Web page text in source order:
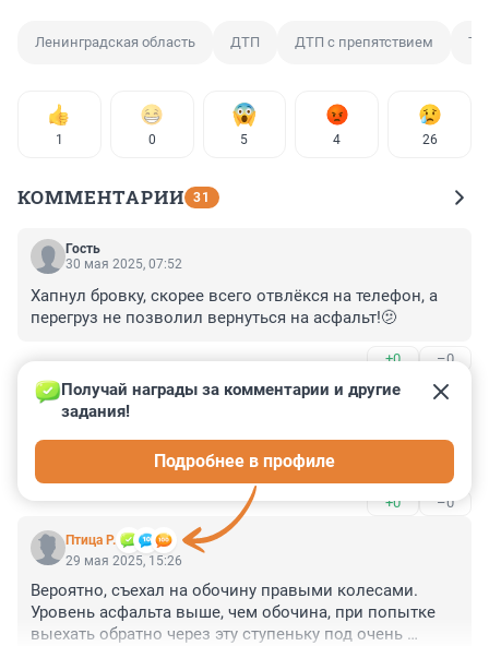
Ленинградская область ДТП ДТП с препятствием
1 0 5 4 26
КОММЕНТАРИИ 31
Гость
30 мая 2025, 07:52
Хапнул бровку, скорее всего отвлёкся на телефон, а
перегруз не позволил вернуться на асфальт!🫤
+0 –0
Гость
29 мая 2025, 16:13
Опять отечественный неспециалист со своими
культурой и традициями.
+0 –0
Птица Р.
Получай награды за комментарии и другие
задания!
Подробнее в профиле
29 мая 2025, 15:26
Вероятно, съехал на обочину правыми колесами.
Уровень асфальта выше, чем обочина, при попытке
выехать обратно через эту ступеньку под очень